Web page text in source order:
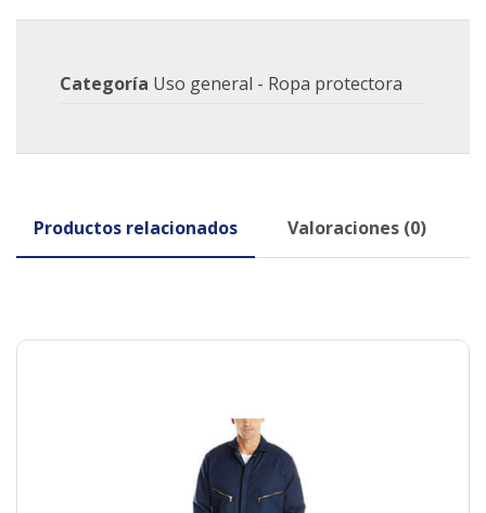
Categoría Uso general - Ropa protectora
Productos relacionados Valoraciones (0)